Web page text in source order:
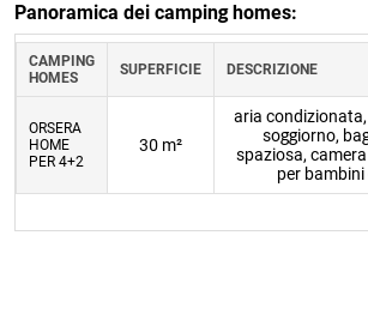
Panoramica dei camping homes:
CAMPING
HOMES
SUPERFICIE DESCRIZIONE
ORSERA
HOME
PER 4+2
30 m²
aria
soggiorno,
spaziosa,
per